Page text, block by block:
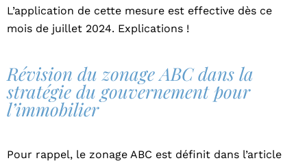
L’application de cette mesure est effective dès ce
mois de juillet 2024. Explications !
Révision du zonage ABC dans la
stratégie du gouvernement pour
l’immobilier
Pour rappel, le zonage ABC est définit dans l’article